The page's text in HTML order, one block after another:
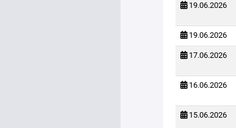
19.06.2026
19.06.2026
17.06.2026
16.06.2026
15.06.2026